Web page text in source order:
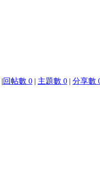
|回帖數 0 | 主題數 0 | 分享數